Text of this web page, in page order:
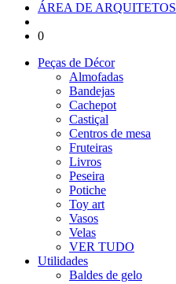
ÁREA DE ARQUITETOS
0
Peças de Décor
Almofadas
Bandejas
Cachepot
Castiçal
Centros de mesa
Fruteiras
Livros
Peseira
Potiche
Toy art
Vasos
Velas
VER TUDO
Utilidades
Baldes de gelo